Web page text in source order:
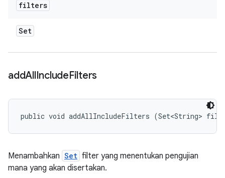
filters
Set
addAllIncludeFilters
public void addAllIncludeFilters (Set<String>
Menambahkan Set filter yang menentukan pengujian
mana yang akan disertakan.